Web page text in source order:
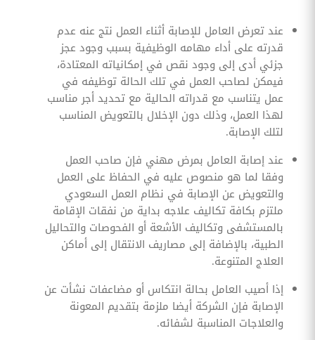
عند تعرض العامل للإصابة أثناء العمل نتج عنه عدم
قدرته على أداء مهامه الوظيفية بسبب وجود عجز
جزئي أدى إلى وجود نقص في إمكانياته المعتادة،
فيمكن لصاحب العمل في تلك الحالة توظيفه في
عمل يتناسب مع قدراته الحالية مع تحديد أجر مناسب
لهذا العمل، وذلك دون الإخلال بالتعويض المناسب
لتلك الإصابة.
عند إصابة العامل بمرض مهني فإن صاحب العمل
وفقا لما هو منصوص عليه في الحفاظ على العمل
والتعويض عن الإصابة في نظام العمل السعودي
ملتزم بكافة تكاليف علاجه بداية من نفقات الإقامة
بالمستشفى وتكاليف الأشعة أو الفحوصات والتحاليل
الطبية، بالإضافة إلى مصاريف الانتقال إلى أماكن
العلاج المتنوعة.
إذا أصيب العامل بحالة انتكاس أو مضاعفات نشأت عن
الإصابة فإن الشركة أيضا ملزمة بتقديم المعونة
والعلاجات المناسبة لشفائه.